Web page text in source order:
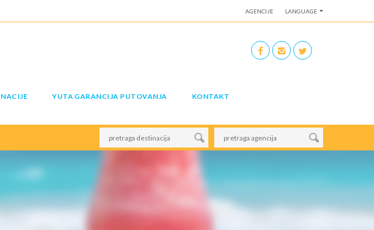
AGENCIJE LANGUAGE
YUTA GARANCIJA PUTOVANJA KONTAKT